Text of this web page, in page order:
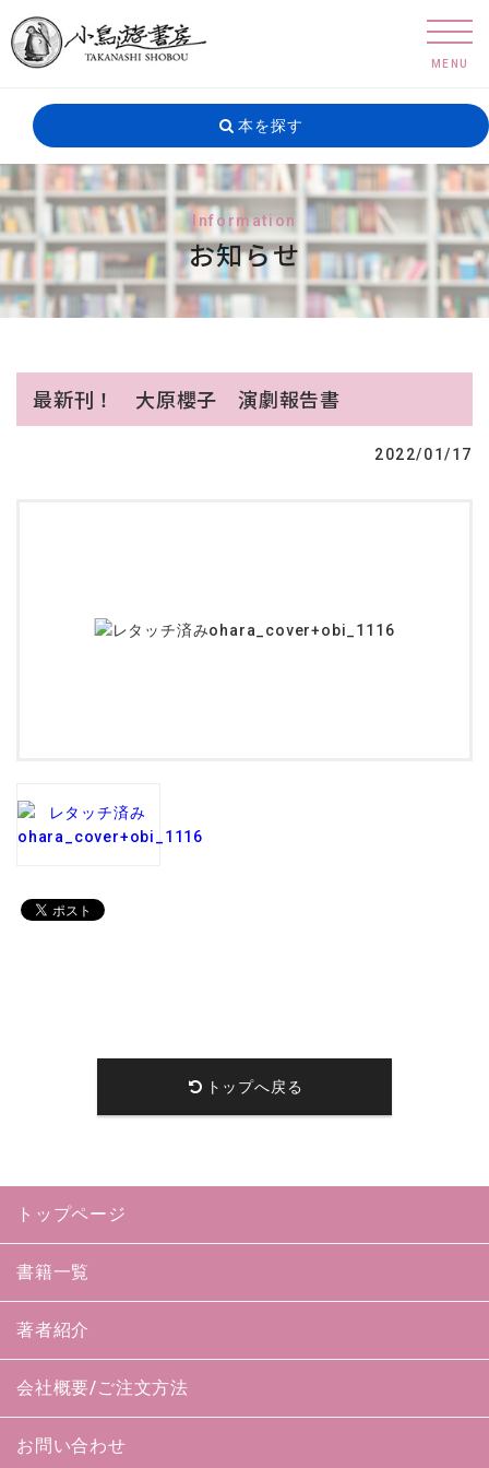
本を探す
Information
お知らせ
最新刊！ 大原櫻子 演劇報告書
2022/01/17
トップへ戻る
トップページ
書籍一覧
著者紹介
会社概要/ご注文方法
お問い合わせ
MENU